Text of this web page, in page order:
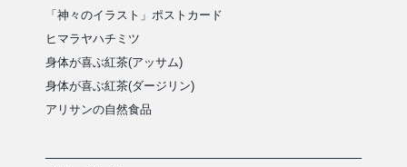
「神々のイラスト」ポストカード
ヒマラヤハチミツ
身体が喜ぶ紅茶(アッサム)
身体が喜ぶ紅茶(ダージリン)
アリサンの自然食品